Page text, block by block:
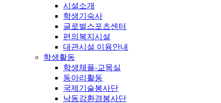
시설소개
학생기숙사
글로벌스포츠센터
편의복지시설
대관시설 이용안내
학생활동
학생채플-교목실
동아리활동
국제기술봉사단
낙동강환경봉사단